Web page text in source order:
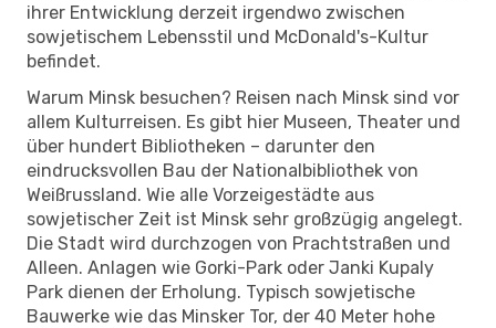
ihrer Entwicklung derzeit irgendwo zwischen
sowjetischem Lebensstil und McDonald's-Kultur
befindet.
Warum Minsk besuchen? Reisen nach Minsk sind vor
allem Kulturreisen. Es gibt hier Museen, Theater und
über hundert Bibliotheken – darunter den
eindrucksvollen Bau der Nationalbibliothek von
Weißrussland. Wie alle Vorzeigestädte aus
sowjetischer Zeit ist Minsk sehr großzügig angelegt.
Die Stadt wird durchzogen von Prachtstraßen und
Alleen. Anlagen wie Gorki-Park oder Janki Kupaly
Park dienen der Erholung. Typisch sowjetische
Bauwerke wie das Minsker Tor, der 40 Meter hohe